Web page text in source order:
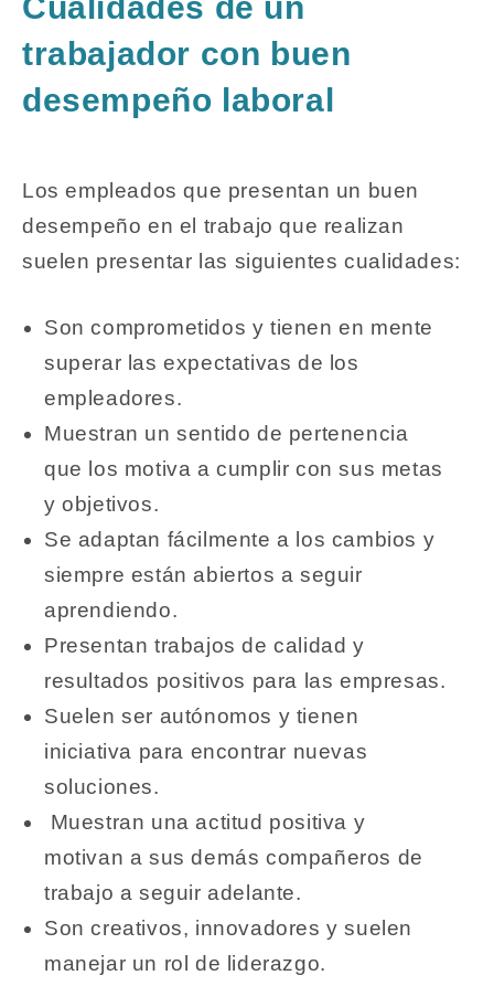
trabajador con buen
desempeño laboral
Los empleados que presentan un buen
desempeño en el trabajo que realizan
suelen presentar las siguientes cualidades:
Son comprometidos y tienen en mente
superar las expectativas de los
empleadores.
Muestran un sentido de pertenencia
que los motiva a cumplir con sus metas
y objetivos.
Se adaptan fácilmente a los cambios y
siempre están abiertos a seguir
aprendiendo.
Presentan trabajos de calidad y
resultados positivos para las empresas.
Suelen ser autónomos y tienen
iniciativa para encontrar nuevas
soluciones.
Muestran una actitud positiva y
motivan a sus demás compañeros de
trabajo a seguir adelante.
Son creativos, innovadores y suelen
manejar un rol de liderazgo.